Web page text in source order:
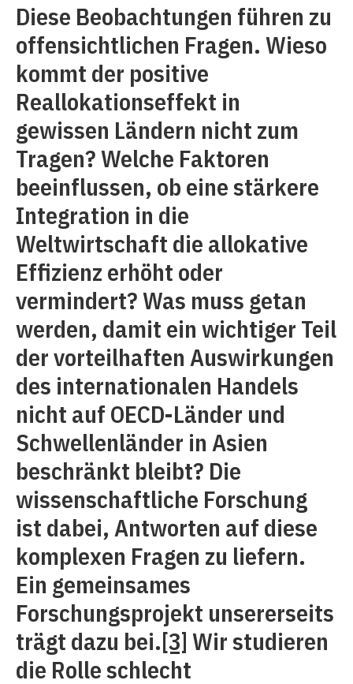
Diese Beobachtungen führen zu
offensichtlichen Fragen. Wieso
kommt der positive
Reallokationseffekt in
gewissen Ländern nicht zum
Tragen? Welche Faktoren
beeinflussen, ob eine stärkere
Integration in die
Weltwirtschaft die allokative
Effizienz erhöht oder
vermindert? Was muss getan
werden, damit ein wichtiger Teil
der vorteilhaften Auswirkungen
des internationalen Handels
nicht auf OECD-Länder und
Schwellenländer in Asien
beschränkt bleibt? Die
wissenschaftliche Forschung
ist dabei, Antworten auf diese
komplexen Fragen zu liefern.
Ein gemeinsames
Forschungsprojekt unsererseits
trägt dazu bei.[3] Wir studieren
die Rolle schlecht